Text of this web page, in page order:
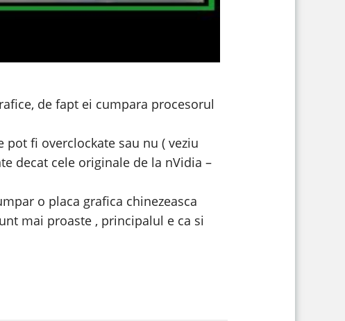
de fapt ei cumpara procesorul
fi overclockate sau nu ( veziu
decat cele originale de la nVidia –
o placa grafica chinezeasca
mai proaste , principalul e ca si